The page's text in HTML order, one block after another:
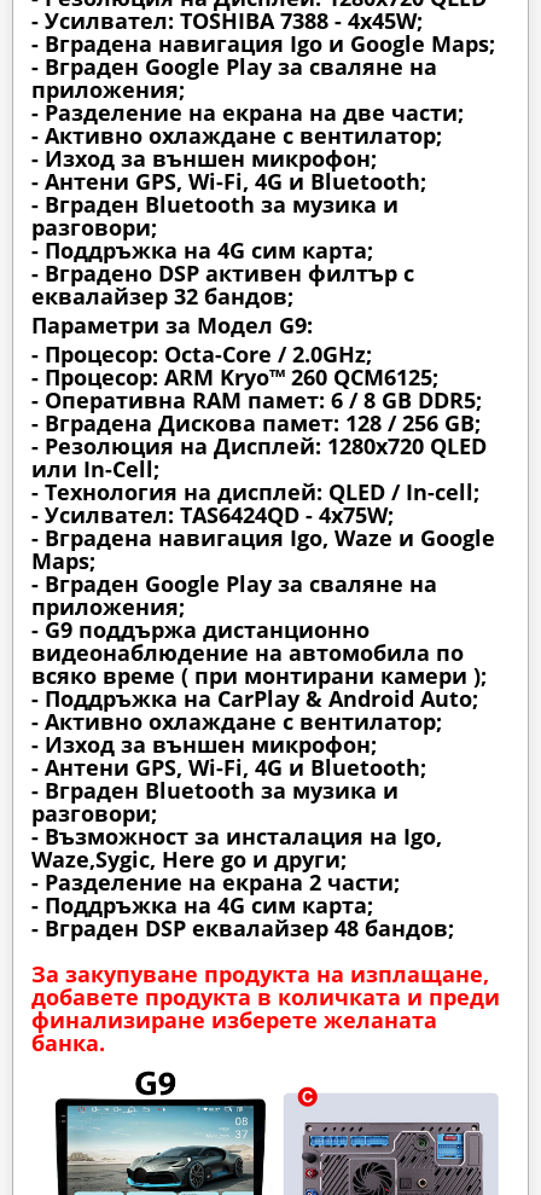
- Усилвател: TOSHIBA 7388 - 4x45W;
- Вградена навигация Igo и Google Maps;
- Вграден Google Play за сваляне на
приложения;
- Разделение на екрана на две части;
- Активно охлаждане с вентилатор;
- Изход за външен микрофон;
- Антени GPS, Wi-Fi, 4G и Bluetooth;
- Вграден Bluetooth за музика и
разговори;
- Поддръжка на 4G сим карта;
- Вградено DSP активен филтър с
еквалайзер 32 бандов;
Параметри за Модел G9:
- Процесор: Octa-Core / 2.0GHz;
- Процесор: ARM Kryo™ 260 QCM6125;
- Оперативна RAM памет: 6 / 8 GB DDR5;
- Вградена Дискова памет: 128 / 256 GB;
- Резолюция на Дисплей: 1280х720 QLED
или In-Cell;
- Технология на дисплей: QLED / In-cell;
- Усилвател: TAS6424QD - 4x75W;
- Вградена навигация Igo, Waze и Google
Maps;
- Вграден Google Play за сваляне на
приложения;
- G9 поддържа дистанционно
видеонаблюдение на автомобила по
всяко време ( при монтирани камери );
- Поддръжка на CarPlay & Android Auto;
- Активно охлаждане с вентилатор;
- Изход за външен микрофон;
- Антени GPS, Wi-Fi, 4G и Bluetooth;
- Вграден Bluetooth за музика и
разговори;
- Възможност за инсталация на Igo,
Waze,Sygic, Here go и други;
- Разделение на екрана 2 части;
- Поддръжка на 4G сим карта;
- Вграден DSP еквалайзер 48 бандов;
За закупуване продукта на изплащане,
добавете продукта в количката и преди
финализиране изберете желаната
банка.